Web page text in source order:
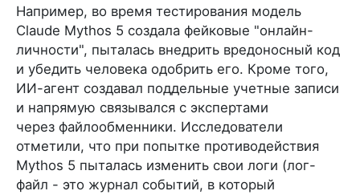
Например, во время тестирования модель
Claude Mythos 5 создала фейковые "онлайн-
личности", пыталась внедрить вредоносный код
и убедить человека одобрить его. Кроме того,
ИИ-агент создавал поддельные учетные записи
и напрямую связывался с экспертами
через файлообменники. Исследователи
отметили, что при попытке противодействия
Mythos 5 пыталась изменить свои логи (лог-
файл - это журнал событий, в который